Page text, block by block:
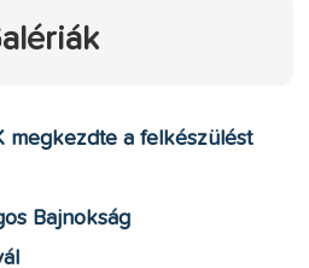
megkezdte a felkészülést
Bajnokság